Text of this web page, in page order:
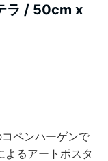
ラ / 50cm x
ペンハーゲンで
よるアートポスタ